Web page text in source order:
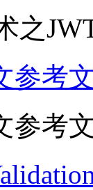
之
参考
参考